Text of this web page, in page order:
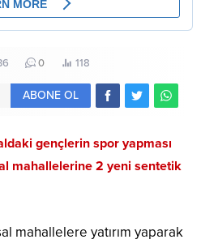
0 118
ABONE OL
gençlerin spor yapması
mahallelerine 2 yeni sentetik
mahallelere yatırım yaparak